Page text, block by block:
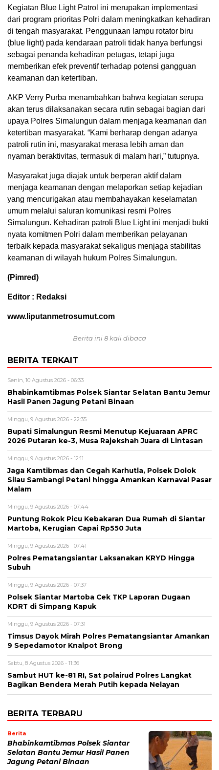
Kegiatan Blue Light Patrol ini merupakan implementasi
dari program prioritas Polri dalam meningkatkan kehadiran
di tengah masyarakat. Penggunaan lampu rotator biru
(blue light) pada kendaraan patroli tidak hanya berfungsi
sebagai penanda kehadiran petugas, tetapi juga
memberikan efek preventif terhadap potensi gangguan
keamanan dan ketertiban.
AKP Verry Purba menambahkan bahwa kegiatan serupa
akan terus dilaksanakan secara rutin sebagai bagian dari
upaya Polres Simalungun dalam menjaga keamanan dan
ketertiban masyarakat. “Kami berharap dengan adanya
patroli rutin ini, masyarakat merasa lebih aman dan
nyaman beraktivitas, termasuk di malam hari,” tutupnya.
Masyarakat juga diajak untuk berperan aktif dalam
menjaga keamanan dengan melaporkan setiap kejadian
yang mencurigakan atau membahayakan keselamatan
umum melalui saluran komunikasi resmi Polres
Simalungun. Kehadiran patroli Blue Light ini menjadi bukti
nyata komitmen Polri dalam memberikan pelayanan
terbaik kepada masyarakat sekaligus menjaga stabilitas
keamanan di wilayah hukum Polres Simalungun.
(Pimred)
Editor : Redaksi
www.liputanmetrosumut.com
Berita ini 8 kali dibaca
BERITA TERKAIT
Senin, 10 Agustus 2026 - 06:33
Bhabinkamtibmas Polsek Siantar Selatan Bantu Jemur
Hasil Panen Jagung Petani Binaan
Minggu, 9 Agustus 2026 - 22:35
Bupati Simalungun Resmi Menutup Kejuaraan APRC
2026 Putaran ke-3, Musa Rajekshah Juara di Lintasan
Minggu, 9 Agustus 2026 - 12:11
Jaga Kamtibmas dan Cegah Karhutla, Polsek Dolok
Silau Sambangi Petani hingga Amankan Karnaval Pasar
Malam
Minggu, 9 Agustus 2026 - 07:44
Puntung Rokok Picu Kebakaran Dua Rumah di Siantar
Martoba, Kerugian Capai Rp550 Juta
Minggu, 9 Agustus 2026 - 07:41
Polres Pematangsiantar Laksanakan KRYD Hingga
Subuh
Minggu, 9 Agustus 2026 - 07:37
Polsek Siantar Martoba Cek TKP Laporan Dugaan
KDRT di Simpang Kapuk
Minggu, 9 Agustus 2026 - 07:31
Timsus Dayok Mirah Polres Pematangsiantar Amankan
9 Sepedamotor Knalpot Brong
Sabtu, 8 Agustus 2026 - 11:36
Sambut HUT ke-81 RI, Sat polairud Polres Langkat
Bagikan Bendera Merah Putih kepada Nelayan
BERITA TERBARU
Berita
Bhabinkamtibmas Polsek Siantar
Selatan Bantu Jemur Hasil Panen
Jagung Petani Binaan